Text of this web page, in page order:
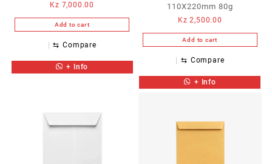
Kz 7,000.00
Add to cart
⇆ Compare
+ Info
110X220mm 80g
Kz 2,500.00
Add to cart
⇆ Compare
+ Info